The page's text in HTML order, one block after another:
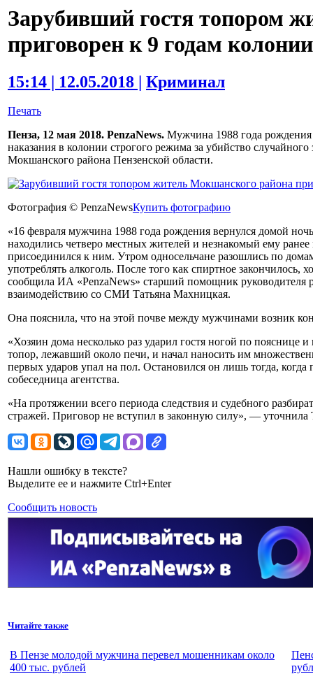
Зарубивший гостя топором
приговорен к 9 годам колонии
15:14 | 12.05.2018 | Криминал
Печать
Пенза, 12 мая 2018. PenzaNews. Мужчина 1988 года
наказания в колонии строгого режима за убийство
Мокшанского района Пензенской области.
Фотография © PenzaNewsКупить фотографию
«16 февраля мужчина 1988 года рождения вернулся домой
находились четверо местных жителей и незнакомый ему
присоединился к ним. Утром односельчане разошлись по
употреблять алкоголь. После того как спиртное закончилось,
сообщила ИА «PenzaNews» старший помощник руководителя
взаимодействию со СМИ Татьяна Махницкая.
Она пояснила, что на этой почве между мужчинами возник
«Хозяин дома несколько раз ударил гостя ногой по пояснице
топор, лежавший около печи, и начал наносить им
первых ударов упал на пол. Остановился он лишь тогда,
собеседница агентства.
«На протяжении всего периода следствия и судебного
стражей. Приговор не вступил в законную силу», — уточнила
Нашли ошибку в тексте?
Выделите ее и нажмите Ctrl+Enter
Сообщить новость
Читайте также
В Пензе молодой мужчина перевел мошенникам около
400 тыс. рублей